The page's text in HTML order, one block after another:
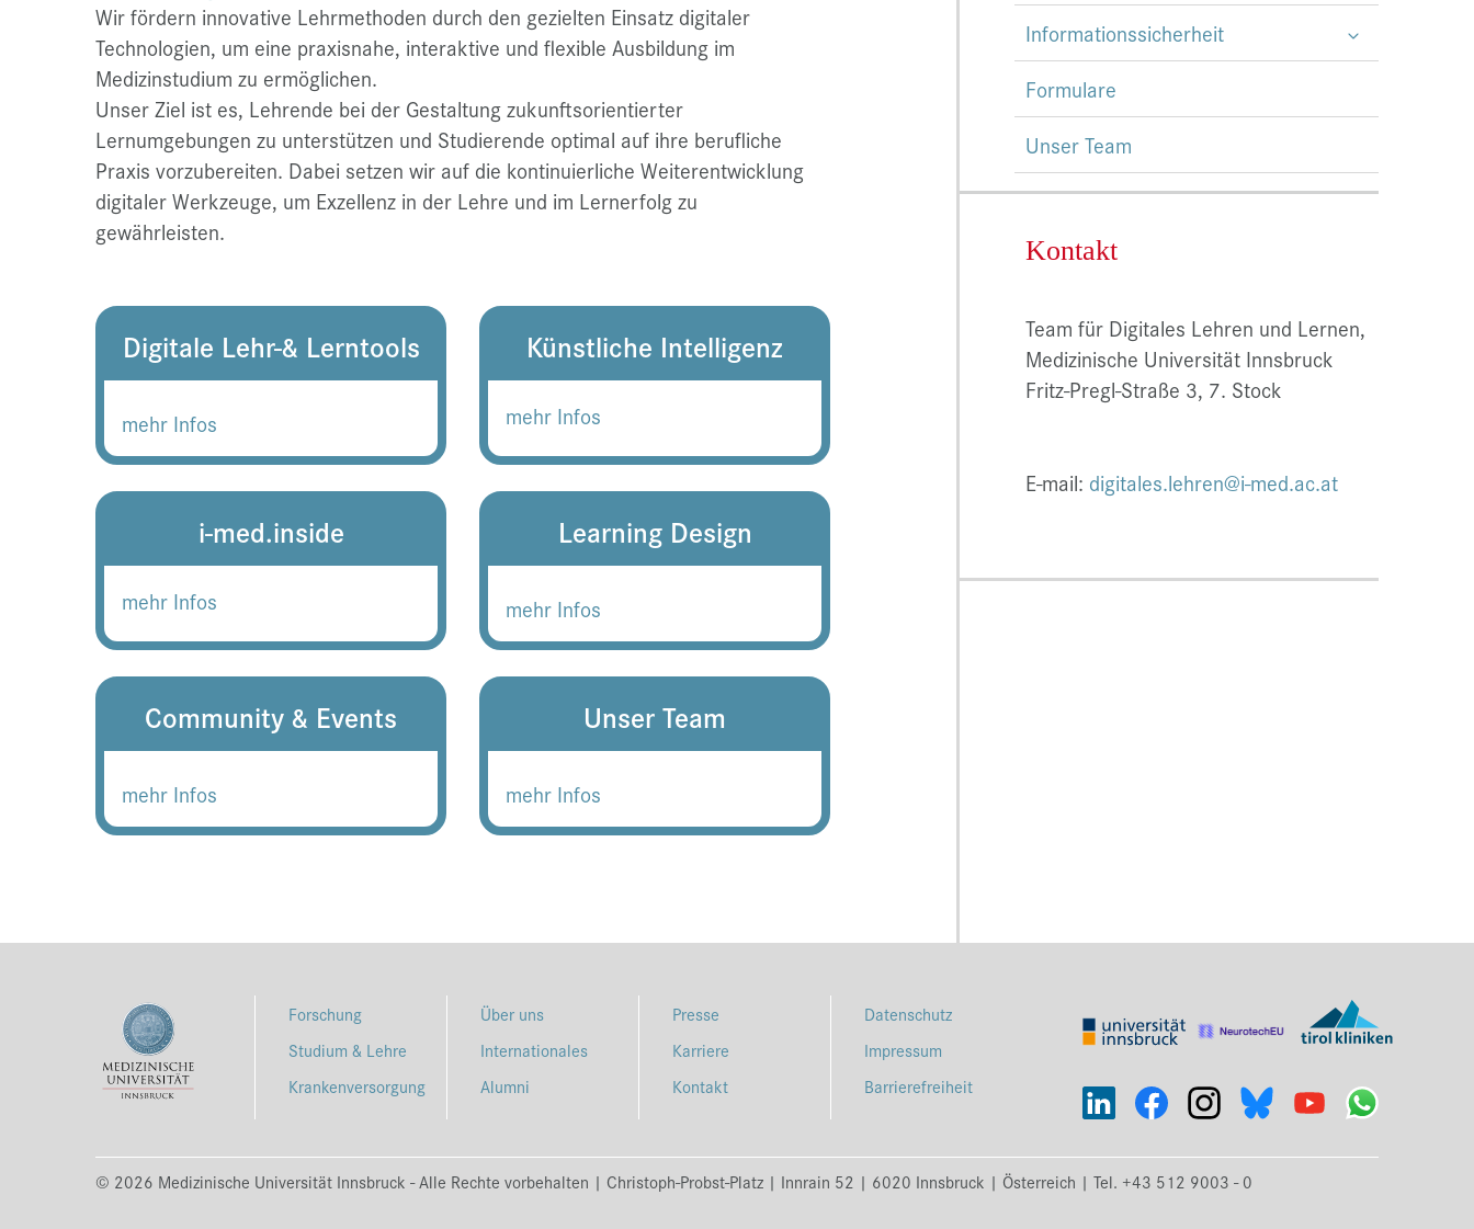
Wir fördern innovative Lehrmethoden durch den gezielten Einsatz digitaler
Technologien, um eine praxisnahe, interaktive und flexible Ausbildung im
Medizinstudium zu ermöglichen.
Unser Ziel ist es, Lehrende bei der Gestaltung zukunftsorientierter
Lernumgebungen zu unterstützen und Studierende optimal auf ihre berufliche
Praxis vorzubereiten. Dabei setzen wir auf die kontinuierliche Weiterentwicklung
digitaler Werkzeuge, um Exzellenz in der Lehre und im Lernerfolg zu
gewährleisten.
Digitale Lehr-& Lerntools
mehr Infos
Künstliche Intelligenz
mehr Infos
i-med.inside
mehr Infos
Learning Design
mehr Infos
Community & Events
mehr Infos
Unser Team
mehr Infos
Informationssicherheit
Formulare
Unser Team
Kontakt
Team für Digitales Lehren und Lernen,
Medizinische Universität Innsbruck
Fritz-Pregl-Straße 3, 7. Stock
E-mail: digitales.lehren@i-med.ac.at
Forschung
Studium & Lehre
Krankenversorgung
Über uns
Internationales
Alumni
Presse
Karriere
Kontakt
Datenschutz
Impressum
Barrierefreiheit
© 2026 Medizinische Universität Innsbruck - Alle Rechte vorbehalten | Christoph-Probst-Platz | Innrain 52 | 6020 Innsbruck | Österreich | Tel. +43 512 9003 - 0